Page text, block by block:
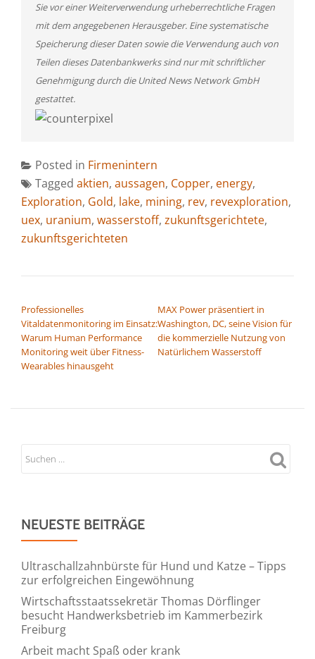
Sie vor einer Weiterverwendung urheberrechtliche Fragen
mit dem angegebenen Herausgeber. Eine systematische
Speicherung dieser Daten sowie die Verwendung auch von
Teilen dieses Datenbankwerks sind nur mit schriftlicher
Genehmigung durch die United News Network GmbH
gestattet.
Posted in Firmenintern
Tagged aktien, aussagen, Copper, energy,
Exploration, Gold, lake, mining, rev, revexploration,
uex, uranium, wasserstoff, zukunftsgerichtete,
zukunftsgerichteten
Professionelles
Vitaldatenmonitoring im Einsatz:
Warum Human Performance
Monitoring weit über Fitness-
Wearables hinausgeht
MAX Power präsentiert in
Washington, DC, seine Vision für
die kommerzielle Nutzung von
Natürlichem Wasserstoff
NEUESTE BEITRÄGE
Ultraschallzahnbürste für Hund und Katze – Tipps
zur erfolgreichen Eingewöhnung
Wirtschaftsstaatssekretär Thomas Dörflinger
besucht Handwerksbetrieb im Kammerbezirk
Freiburg
Arbeit macht Spaß oder krank